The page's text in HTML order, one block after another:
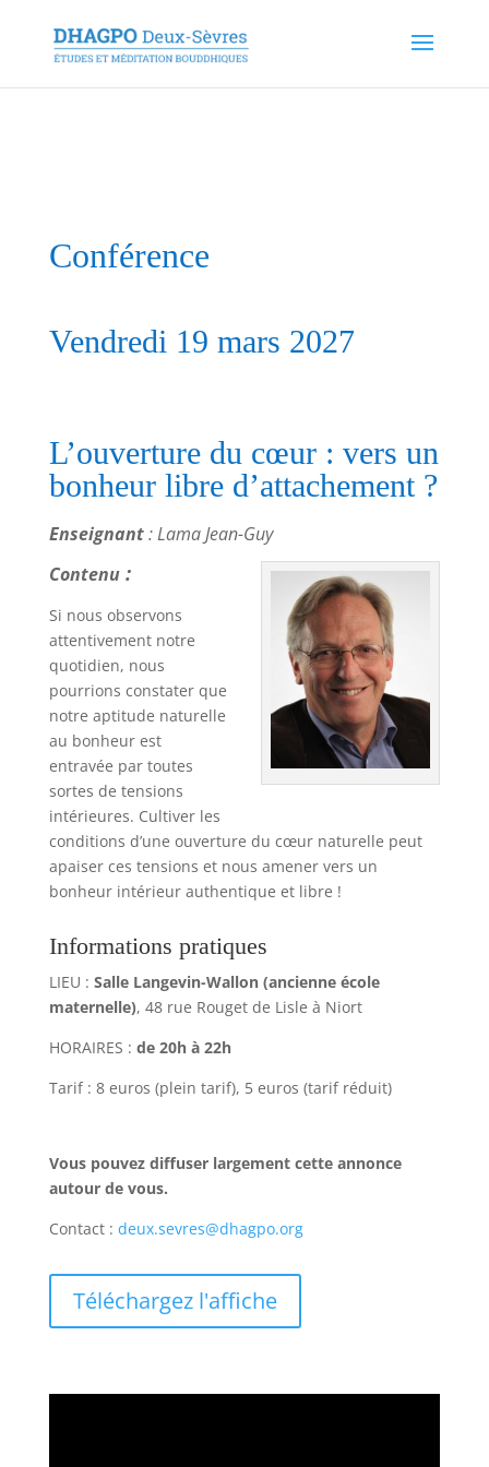
Conférence
Vendredi 19 mars 2027
L’ouverture du cœur : vers un
bonheur libre d’attachement ?
Enseignant: Lama Jean-Guy
Contenu:
Si nous observons
attentivement notre
quotidien, nous
pourrions constater que
notre aptitude naturelle
au bonheur est
entravée par toutes
sortes de tensions
intérieures. Cultiver les
conditions d’une ouverture du cœur naturelle peut
apaiser ces tensions et nous amener vers un
bonheur intérieur authentique et libre !
Informations pratiques
LIEU : Salle Langevin-Wallon (ancienne école
maternelle), 48 rue Rouget de Lisle à Niort
HORAIRES : de 20h à 22h
Tarif : 8 euros (plein tarif), 5 euros (tarif réduit)
Vous pouvez diffuser largement cette annonce
autour de vous.
Contact : deux.sevres@dhagpo.org
Téléchargez l'affiche